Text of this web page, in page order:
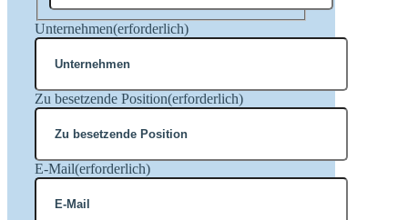
Nachname
Unternehmen(erforderlich)
Zu besetzende Position(erforderlich)
E-Mail(erforderlich)